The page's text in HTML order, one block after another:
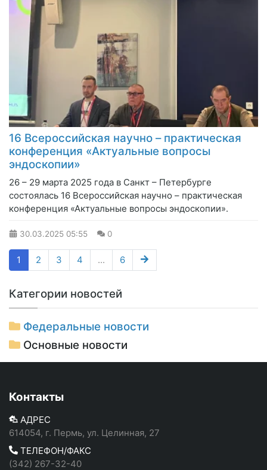
16 Всероссийская научно – практическая
конференция «Актуальные вопросы
эндоскопии»
26 – 29 марта 2025 года в Санкт – Петербурге
состоялась 16 Всероссийская научно – практическая
конференция «Актуальные вопросы эндоскопии».
30.03.2025 05:55 0
1 2 3 4 ... 6
Категории новостей
Федеральные новости
Основные новости
Контакты
АДРЕС
614054, г. Пермь, ул. Целинная, 27
ТЕЛЕФОН/ФАКС
(342) 267-32-40